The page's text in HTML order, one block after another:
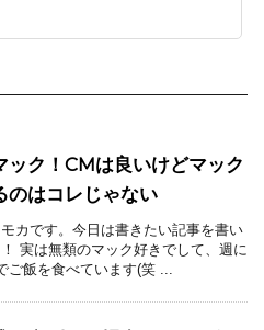
ック！CMは良いけどマック
のはコレじゃない
カです。今日は書きたい記事を書い
実は無類のマック好きでして、週に
ご飯を食べています(笑 ...